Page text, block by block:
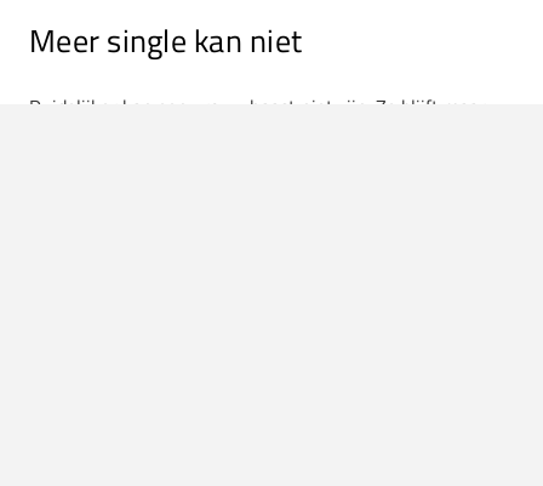
Meer single kan niet
Duidelijker kan een vrouw haast niet zijn. Ze blijft maar